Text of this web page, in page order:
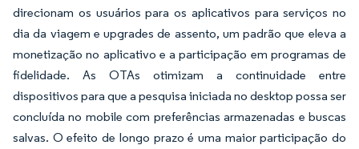
direcionam os usuários para os aplicativos para serviços no
dia da viagem e upgrades de assento, um padrão que eleva a
monetização no aplicativo e a participação em programas de
fidelidade. As OTAs otimizam a continuidade entre
dispositivos para que a pesquisa iniciada no desktop possa ser
concluída no mobile com preferências armazenadas e buscas
salvas. O efeito de longo prazo é uma maior participação do